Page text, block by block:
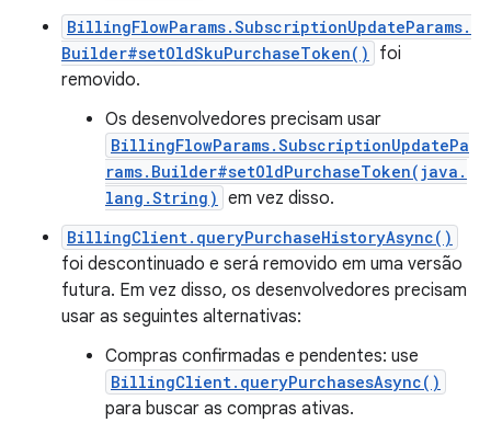
BillingFlowParams.SubscriptionUpdateParams.
Builder#setOldSkuPurchaseToken()
foi
removido.
Os desenvolvedores precisam usar
BillingFlowParams.SubscriptionUpdatePa
rams.Builder#setOldPurchaseToken(java.
lang.String) em vez disso.
BillingClient.queryPurchaseHistoryAsync()
foi descontinuado e será removido em uma versão
futura. Em vez disso, os desenvolvedores precisam
usar as seguintes alternativas:
Compras confirmadas e pendentes: use
BillingClient.queryPurchasesAsync()
para buscar as compras ativas.